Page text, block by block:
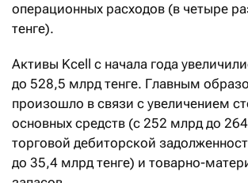
операционных расходов (в четыре
тенге).
Активы Kcell с начала года
до 528,5 млрд тенге. Главным
произошло в связи с увеличением
основных средств (с 252 млрд до
торговой дебиторской
до 35,4 млрд тенге) и товарно-